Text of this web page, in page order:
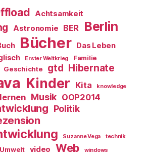
Achtsamkeit
Astronomie BER Berlin
Bücher Das Leben
Erster Weltkrieg Familie
Geschichte gtd Hibernate
Kinder Kita
knowledge
lernen Musik OOP2014
Politik
Suzanne Vega technik
Umwelt video Web windows